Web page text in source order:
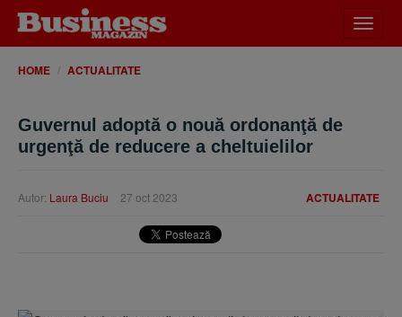
meniu
HOME ACTUALITATE
Guvernul adoptă o nouă ordonanţă de
urgenţă de reducere a cheltuielilor
ACTUALITATE
Autor: Laura Buciu 27 oct 2023